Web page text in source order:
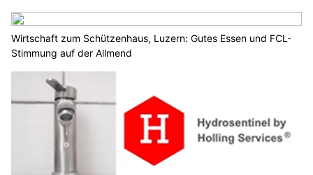
Wirtschaft zum Schützenhaus, Luzern: Gutes Essen und FCL-
Stimmung auf der Allmend